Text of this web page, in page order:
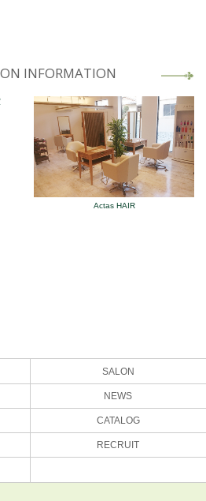
INFORMATION
Actas HAIR
SALON
NEWS
CATALOG
RECRUIT